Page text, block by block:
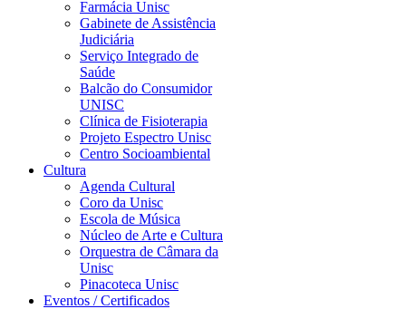
Farmácia Unisc
Gabinete de Assistência
Judiciária
Serviço Integrado de
Saúde
Balcão do Consumidor
UNISC
Clínica de Fisioterapia
Projeto Espectro Unisc
Centro Socioambiental
Cultura
Agenda Cultural
Coro da Unisc
Escola de Música
Núcleo de Arte e Cultura
Orquestra de Câmara da
Unisc
Pinacoteca Unisc
Eventos / Certificados